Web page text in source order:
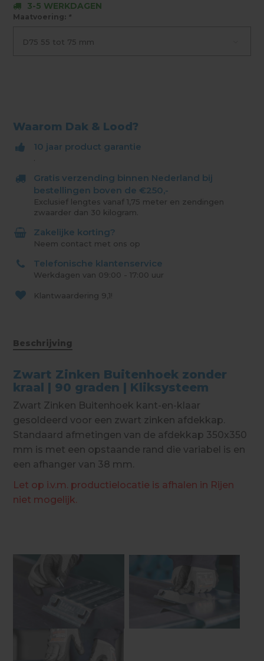
3-5 WERKDAGEN
Maatvoering: *
D75 55 tot 75 mm
Waarom Dak & Lood?
10 jaar product garantie
.
Gratis verzending binnen Nederland bij
bestellingen boven de €250,-
Exclusief lengtes vanaf 1,75 meter en zendingen
zwaarder dan 30 kilogram.
Zakelijke korting?
Neem contact met ons op
Telefonische klantenservice
Werkdagen van 09:00 - 17:00 uur
Klantwaardering 9,1!
Beschrijving
Zwart Zinken Buitenhoek zonder
kraal | 90 graden | Kliksysteem
Zwart Zinken Buitenhoek kant-en-klaar
gesoldeerd voor een zwart zinken afdekkap.
Standaard afmetingen van de afdekkap 350x350
mm is met een opstaande rand die variabel is en
een afhanger van 38 mm.
Let op i.v.m. productielocatie is afhalen in Rijen
niet mogelijk.